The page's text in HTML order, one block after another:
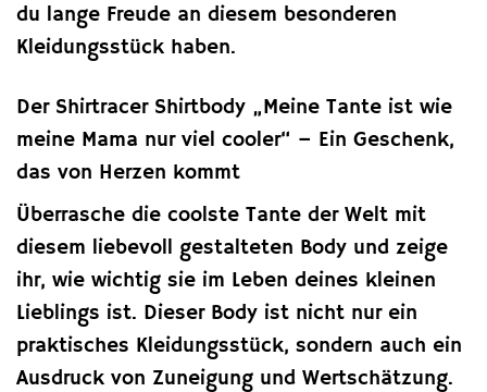
du lange Freude an diesem besonderen
Kleidungsstück haben.
Der Shirtracer Shirtbody „Meine Tante ist wie
meine Mama nur viel cooler“ – Ein Geschenk,
das von Herzen kommt
Überrasche die coolste Tante der Welt mit
diesem liebevoll gestalteten Body und zeige
ihr, wie wichtig sie im Leben deines kleinen
Lieblings ist. Dieser Body ist nicht nur ein
praktisches Kleidungsstück, sondern auch ein
Ausdruck von Zuneigung und Wertschätzung.